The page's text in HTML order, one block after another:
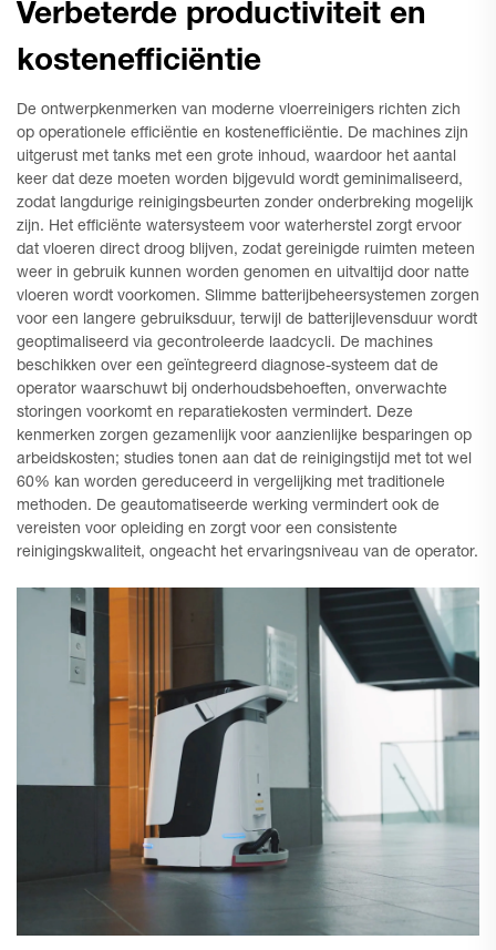
Verbeterde productiviteit en
kostenefficiëntie
De ontwerpkenmerken van moderne vloerreinigers richten zich
op operationele efficiëntie en kostenefficiëntie. De machines zijn
uitgerust met tanks met een grote inhoud, waardoor het aantal
keer dat deze moeten worden bijgevuld wordt geminimaliseerd,
zodat langdurige reinigingsbeurten zonder onderbreking mogelijk
zijn. Het efficiënte watersysteem voor waterherstel zorgt ervoor
dat vloeren direct droog blijven, zodat gereinigde ruimten meteen
weer in gebruik kunnen worden genomen en uitvaltijd door natte
vloeren wordt voorkomen. Slimme batterijbeheersystemen zorgen
voor een langere gebruiksduur, terwijl de batterijlevensduur wordt
geoptimaliseerd via gecontroleerde laadcycli. De machines
beschikken over een geïntegreerd diagnose-systeem dat de
operator waarschuwt bij onderhoudsbehoeften, onverwachte
storingen voorkomt en reparatiekosten vermindert. Deze
kenmerken zorgen gezamenlijk voor aanzienlijke besparingen op
arbeidskosten; studies tonen aan dat de reinigingstijd met tot wel
60% kan worden gereduceerd in vergelijking met traditionele
methoden. De geautomatiseerde werking vermindert ook de
vereisten voor opleiding en zorgt voor een consistente
reinigingskwaliteit, ongeacht het ervaringsniveau van de operator.